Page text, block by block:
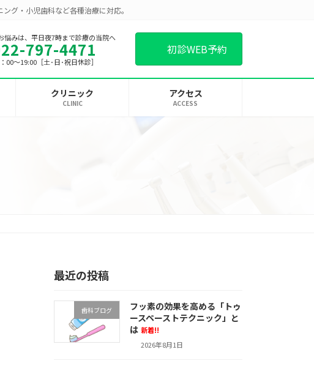
グ・小児歯科など各種治療に対応。
悩みは、平日夜7時まで診療の当院へ
797-4471
00～19:00［土･日･祝日休診］
初診WEB予約
クリニック
CLINIC
アクセス
ACCESS
最近の投稿
歯科ブログ
フッ素の効果を高める「トゥ
ースペーストテクニック」と
は 新着!!
2026年8月1日